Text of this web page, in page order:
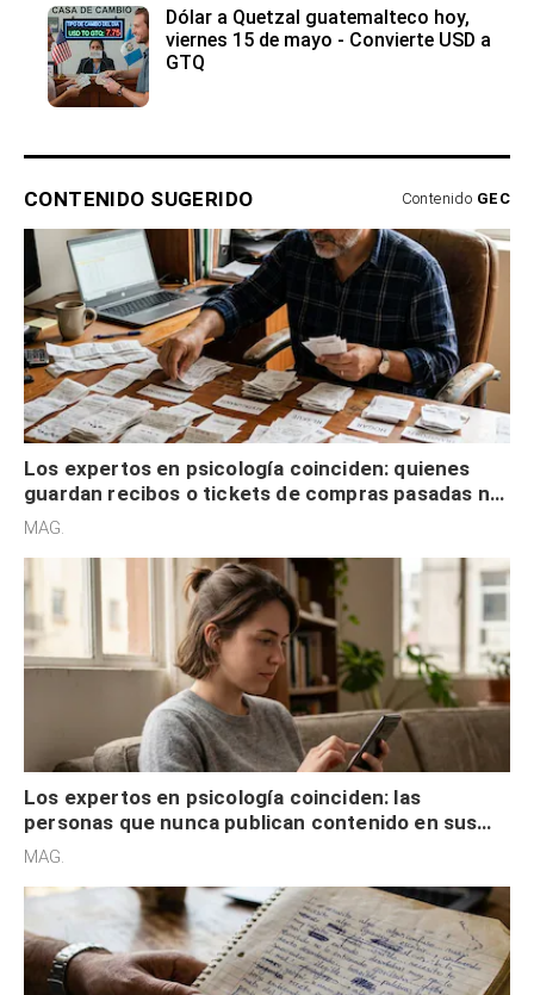
Dólar a Quetzal guatemalteco hoy,
viernes 15 de mayo - Convierte USD a
GTQ
CONTENIDO SUGERIDO Contenido GEC
Los expertos en psicología coinciden: quienes
guardan recibos o tickets de compras pasadas no
son acumuladores, sino que tienen necesidad de
MAG.
Los expertos en psicología coinciden: las
personas que nunca publican contenido en sus
redes sociales no pretenden buscar validación
MAG.